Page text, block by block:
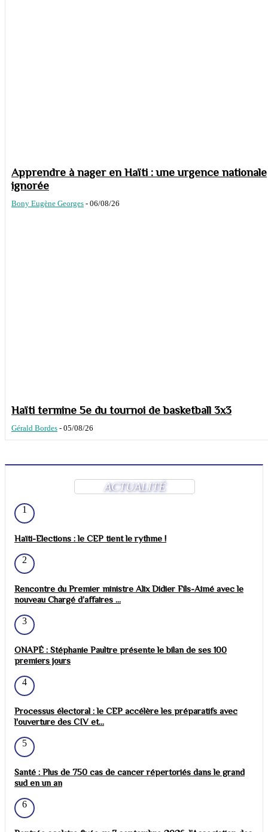
Apprendre à nager en Haïti : une urgence nationale
ignorée
Bony Eugène Georges - 06/08/26
Haïti termine 5e du tournoi de basketball 3x3
Gérald Bordes - 05/08/26
ACTUALITÉ
1
Haïti-Elections : le CEP tient le rythme !
2
Rencontre du Premier ministre Alix Didier Fils-Aimé avec le
nouveau Chargé d’affaires ...
3
ONAPÉ : Stéphanie Paultre présente le bilan de ses 100
premiers jours
4
Processus électoral : le CEP accélère les préparatifs avec
l'ouverture des CIV et...
5
Santé : Plus de 750 cas de cancer répertoriés dans le grand
sud en un an
6